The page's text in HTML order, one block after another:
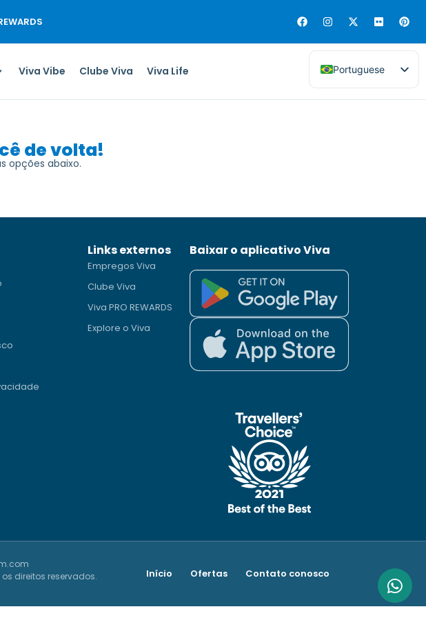
Viva Vibe Clube Viva Viva Life Portuguese
de volta!
opções abaixo.
Links externos
Empregos Viva
Clube Viva
Viva PRO REWARDS
Explore o Viva
Baixar o aplicativo Viva
direitos reservados.
Início Ofertas Contato conosco